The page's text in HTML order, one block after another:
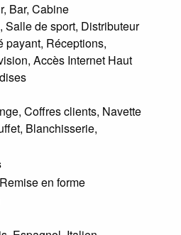
Bar, Cabine
de sport, Distributeur
payant, Réceptions,
Accès Internet Haut
Coffres clients, Navette
Blanchisserie,
en forme